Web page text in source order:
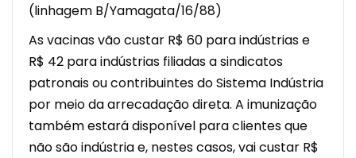
(linhagem B/Yamagata/16/88)
As vacinas vão custar R$ 60 para indústrias e
R$ 42 para indústrias filiadas a sindicatos
patronais ou contribuintes do Sistema Indústria
por meio da arrecadação direta. A imunização
também estará disponível para clientes que
não são indústria e, nestes casos, vai custar R$